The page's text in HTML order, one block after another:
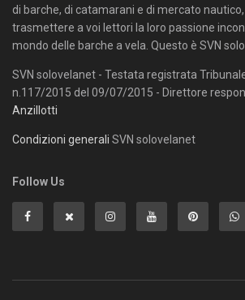
di barche, di catamarani e di mercato
trasmettere a voi lettori la loro passione
mondo delle barche a vela. Questo è SVN
SVN solovelanet - Testata registrata
n.117/2015 del 09/07/2015 - Direttore
Anzillotti
Condizioni generali SVN solovelanet
Follow Us